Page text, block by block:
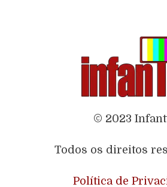
© 2023
Todos os direitos
Política de